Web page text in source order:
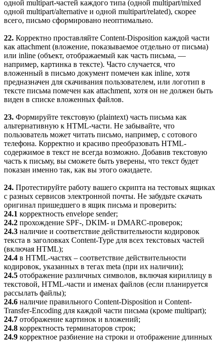
одной multipart-частей каждого типа (одной multipart/mixed
одной multipart/alternative и одной multipart/related), скорее
всего, письмо сформировано неоптимально.
22. Корректно проставляйте Content-Disposition каждой части
как attachment (вложение, показываемое отдельно от письма)
или inline (объект, отображаемый как часть письма, —
например, картинка в тексте). Часто случается, что
вложенный в письмо документ помечен как inline, хотя
предназначен для скачивания пользователем, или логотип в
тексте письма помечен как attachment, хотя он не должен быть
виден в списке вложенных файлов.
23. Формируйте текстовую (plaintext) часть письма как
альтернативную к HTML-части. Не забывайте, что
пользователь может читать письмо, например, с сотового
телефона. Корректно и красиво преобразовать HTML-
содержимое в текст не всегда возможно. Добавив текстовую
часть к письму, вы сможете быть уверены, что текст будет
показан именно так, как вы этого ожидаете.
24. Протестируйте работу вашего скрипта на тестовых ящиках
с разных сервисов электронной почты. Не забудьте скачать
оригинал пришедшего в ящик письма и проверить:
24.1 корректность envelope sender;
24.2 прохождение SPF-, DKIM- и DMARC-проверок;
24.3 наличие и соответствие действительности кодировок
текста в заголовках Content-Type для всех текстовых частей
(включая HTML);
24.4 в HTML-частях – соответствие действительности
кодировок, указанных в тегах meta (при их наличии);
24.5 отображение различных символов, включая кириллицу в
текстовой, HTML-части и именах файлов (если планируется
рассылать файлы);
24.6 наличие правильного Content-Disposition и Content-
Transfer-Encoding для каждой части письма (кроме multipart);
24.7 отображение картинок и вложений;
24.8 корректность терминаторов строк;
24.9 корректное разбиение на строки и отображение длинных